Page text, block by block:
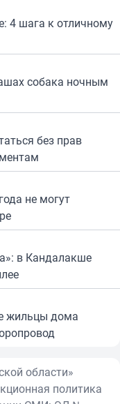
4 шага к отличному
собака ночным
без прав
не могут
в Кандалакше
жильцы дома
области»
политика